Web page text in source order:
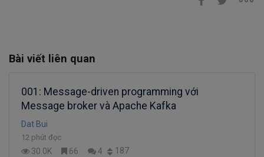
Bài viết liên quan
001: Message-driven programming với
Message broker và Apache Kafka
Dat Bui
12 phút đọc
30.0K 66 4 187